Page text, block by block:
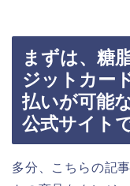
まずは、糖
ジットカー
払いが可能
公式サイト
多分、こちらの記